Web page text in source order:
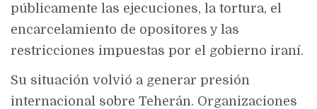
públicamente las ejecuciones, la tortura, el
encarcelamiento de opositores y las
restricciones impuestas por el gobierno iraní.
Su situación volvió a generar presión
internacional sobre Teherán. Organizaciones